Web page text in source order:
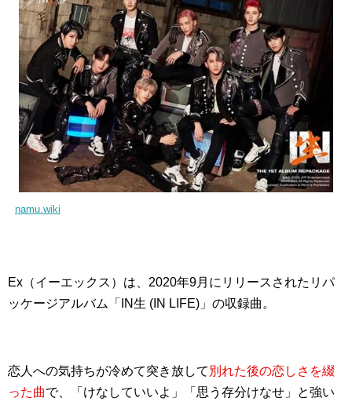
namu.wiki
Ex（イーエックス）は、2020年9月にリリースされたリパ
ッケージアルバム「IN生 (IN LIFE)」の収録曲。
恋人への気持ちが冷めて突き放して 別れた後の恋しさを綴
った曲で、「けなしていいよ」「思う存分けなせ」と強い